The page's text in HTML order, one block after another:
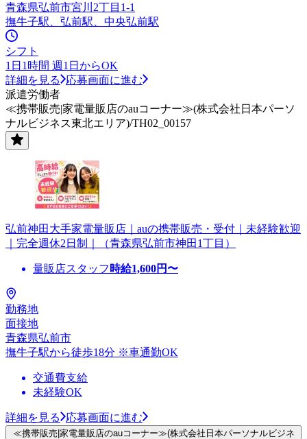
青森県弘前市宮川2丁目1-1
撫牛子駅、弘前駅、中央弘前駅
シフト
1日1時間 週1日からOK
詳細を見る
応募画面に進む
派遣労働者
≪携帯販売|家電量販店のauコーナー≫(株式会社日本パーソ
ナルビジネス東北エリア)/TH02_00157
弘前神田大手家電量販店｜auの携帯販売・受付｜未経験歓迎
｜完全週休2日制｜（青森県弘前市神田1丁目）
量販店スタッフ 時給1,600円〜
勤務地
面接地
青森県弘前市
撫牛子駅から徒歩18分 ※車通勤OK
交通費支給
未経験OK
詳細を見る 応募画面に進む
≪携帯販売|家電量販店のauコーナー≫(株式会社日本パーソナルビジネ